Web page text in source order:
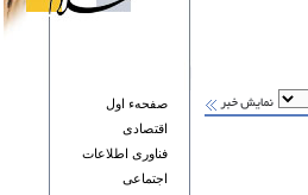
صفحهء اول
اقتصادی
فناوری اطلاعات
اجتماعی